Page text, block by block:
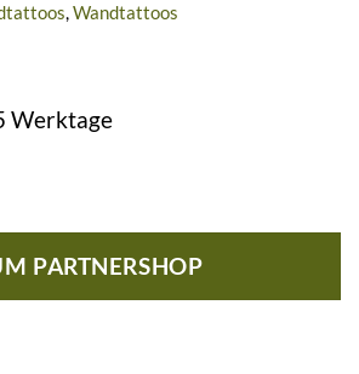
Werktage
PARTNERSHOP
,Wandtattoos